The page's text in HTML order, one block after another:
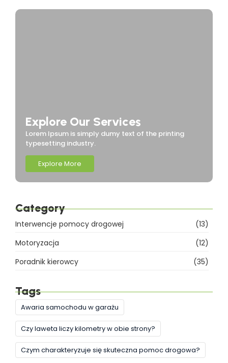
Explore Our Services
Lorem Ipsum is simply dumy text of the printing
typesetting industry.
Explore More
Category
Interwencje pomocy drogowej
(13)
Motoryzacja
(12)
Poradnik kierowcy
(35)
Tags
Awaria samochodu w garażu
Czy laweta liczy kilometry w obie strony?
Czym charakteryzuje się skuteczna pomoc drogowa?